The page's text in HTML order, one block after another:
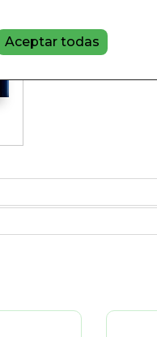
Aceptar todas